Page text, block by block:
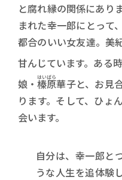
と腐れ縁の関係にあり
まれた幸一郎にとって
都合のいい女友達。美
甘んじています。ある
娘・ 榛原
はいばら華子と、お見
ります。そして、ひょ
会います。
自分は、幸一郎と
うな人生を追体験